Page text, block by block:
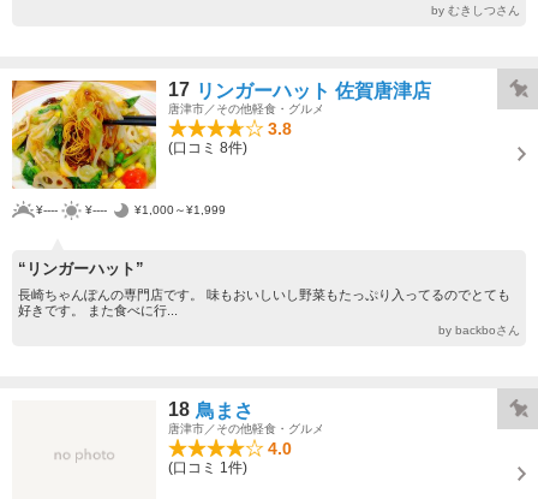
by むきしつさん
17 リンガーハット 佐賀唐津店
唐津市／その他軽食・グルメ
3.8
(口コミ 8件)
¥---- ¥---- ¥1,000～¥1,999
“リンガーハット”
長崎ちゃんぽんの専門店です。 味もおいしいし野菜もたっぷり入ってるのでとても
好きです。 また食べに行...
by backboさん
18 鳥まさ
唐津市／その他軽食・グルメ
4.0
(口コミ 1件)